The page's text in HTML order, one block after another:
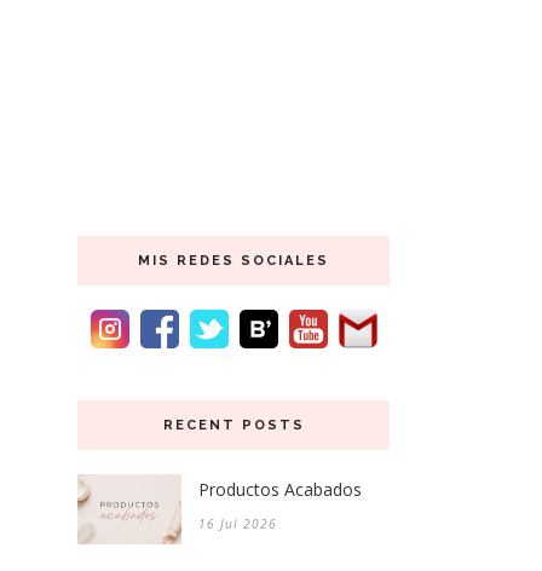
MIS REDES SOCIALES
RECENT POSTS
Productos Acabados
16 Jul 2026